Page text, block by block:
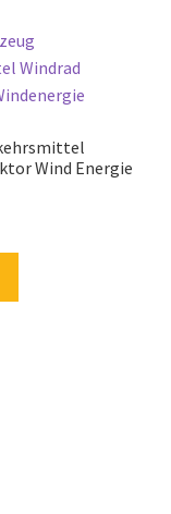
Wind Energie